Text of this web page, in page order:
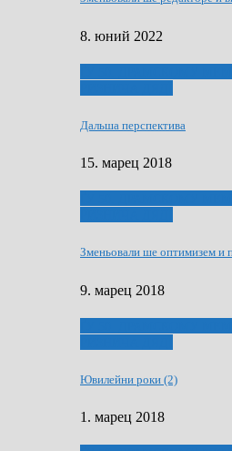
8. юний 2022
Дальша перспектива
15. марец 2018
Зменьовали ше оптимизем и
9. марец 2018
Ювилейни роки (2)
1. марец 2018